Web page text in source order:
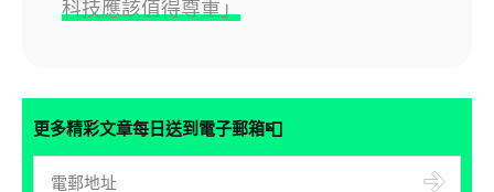
科技應該值得尊重」
更多精彩文章每日送到電子郵箱📮